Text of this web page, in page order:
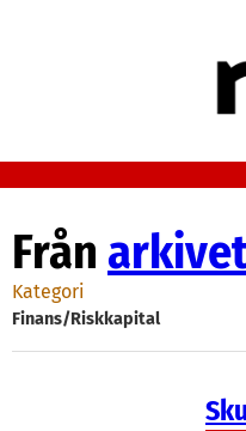
Från
Kategori
Finans/Riskkapital